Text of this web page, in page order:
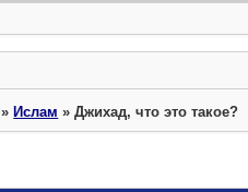
»Ислам »Джихад, что это такое?